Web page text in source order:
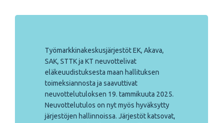
Työmarkkinakeskusjärjestöt EK, Akava,
SAK, STTK ja KT neuvottelivat
eläkeuudistuksesta maan hallituksen
toimeksiannosta ja saavuttivat
neuvottelutuloksen 19. tammikuuta 2025.
Neuvottelutulos on nyt myös hyväksytty
järjestöjen hallinnoissa. Järjestöt katsovat,